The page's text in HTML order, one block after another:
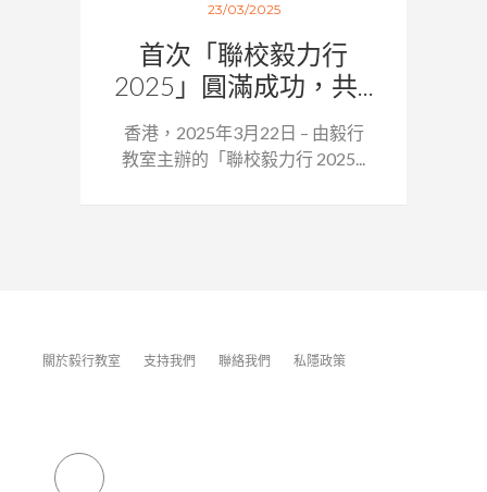
23/03/2025
首次「聯校毅力行
2025」圓滿成功，共...
香港，2025年3月22日 – 由毅行
教室主辦的「聯校毅力行 2025...
關於毅行教室 支持我們 聯絡我們 私隱政策